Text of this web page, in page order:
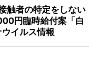
者の特定をしない
円臨時給付案「白
イルス情報